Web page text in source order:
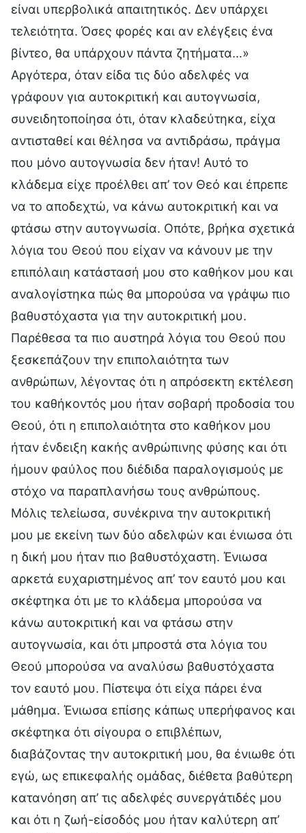
είναι υπερβολικά απαιτητικός. Δεν υπάρχει
τελειότητα. Όσες φορές και αν ελέγξεις ένα
βίντεο, θα υπάρχουν πάντα ζητήματα…»
Αργότερα, όταν είδα τις δύο αδελφές να
γράφουν για αυτοκριτική και αυτογνωσία,
συνειδητοποίησα ότι, όταν κλαδεύτηκα, είχα
αντισταθεί και θέλησα να αντιδράσω, πράγμα
που μόνο αυτογνωσία δεν ήταν! Αυτό το
κλάδεμα είχε προέλθει απ’ τον Θεό και έπρεπε
να το αποδεχτώ, να κάνω αυτοκριτική και να
φτάσω στην αυτογνωσία. Οπότε, βρήκα σχετικά
λόγια του Θεού που είχαν να κάνουν με την
επιπόλαιη κατάστασή μου στο καθήκον μου και
αναλογίστηκα πώς θα μπορούσα να γράψω πιο
βαθυστόχαστα για την αυτοκριτική μου.
Παρέθεσα τα πιο αυστηρά λόγια του Θεού που
ξεσκεπάζουν την επιπολαιότητα των
ανθρώπων, λέγοντας ότι η απρόσεκτη εκτέλεση
του καθήκοντός μου ήταν σοβαρή προδοσία του
Θεού, ότι η επιπολαιότητα στο καθήκον μου
ήταν ένδειξη κακής ανθρώπινης φύσης και ότι
ήμουν φαύλος που διέδιδα παραλογισμούς με
στόχο να παραπλανήσω τους ανθρώπους.
Μόλις τελείωσα, συνέκρινα την αυτοκριτική
μου με εκείνη των δύο αδελφών και ένιωσα ότι
η δική μου ήταν πιο βαθυστόχαστη. Ένιωσα
αρκετά ευχαριστημένος απ’ τον εαυτό μου και
σκέφτηκα ότι με το κλάδεμα μπορούσα να
κάνω αυτοκριτική και να φτάσω στην
αυτογνωσία, και ότι μπροστά στα λόγια του
Θεού μπορούσα να αναλύσω βαθυστόχαστα
τον εαυτό μου. Πίστεψα ότι είχα πάρει ένα
μάθημα. Ένιωσα επίσης κάπως υπερήφανος και
σκέφτηκα ότι σίγουρα ο επιβλέπων,
διαβάζοντας την αυτοκριτική μου, θα ένιωθε ότι
εγώ, ως επικεφαλής ομάδας, διέθετα βαθύτερη
κατανόηση απ’ τις αδελφές συνεργάτιδές μου
και ότι η ζωή-είσοδός μου ήταν καλύτερη απ’